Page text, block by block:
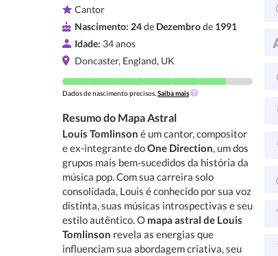
Cantor
Nascimento: 24de Dezembrode 1991
Idade: 34 anos
Doncaster, England, UK
Dados de nascimento precisos. Saiba mais
Resumo do Mapa Astral
Louis Tomlinson é um cantor, compositor
e ex-integrante doOne Direction, um dos
grupos mais bem-sucedidos da história da
música pop. Com sua carreira solo
consolidada, Louis é conhecido por sua voz
distinta, suas músicas introspectivas e seu
estilo autêntico. O mapa astral de Louis
Tomlinson revela as energias que
influenciam sua abordagem criativa, seu